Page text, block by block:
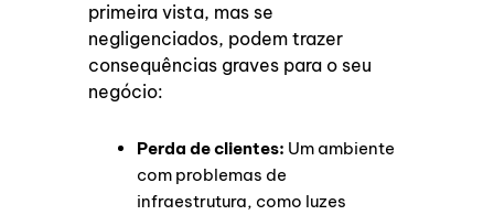
primeira vista, mas se
negligenciados, podem trazer
consequências graves para o seu
negócio:
Perda de clientes: Um ambiente
com problemas de
infraestrutura, como luzes